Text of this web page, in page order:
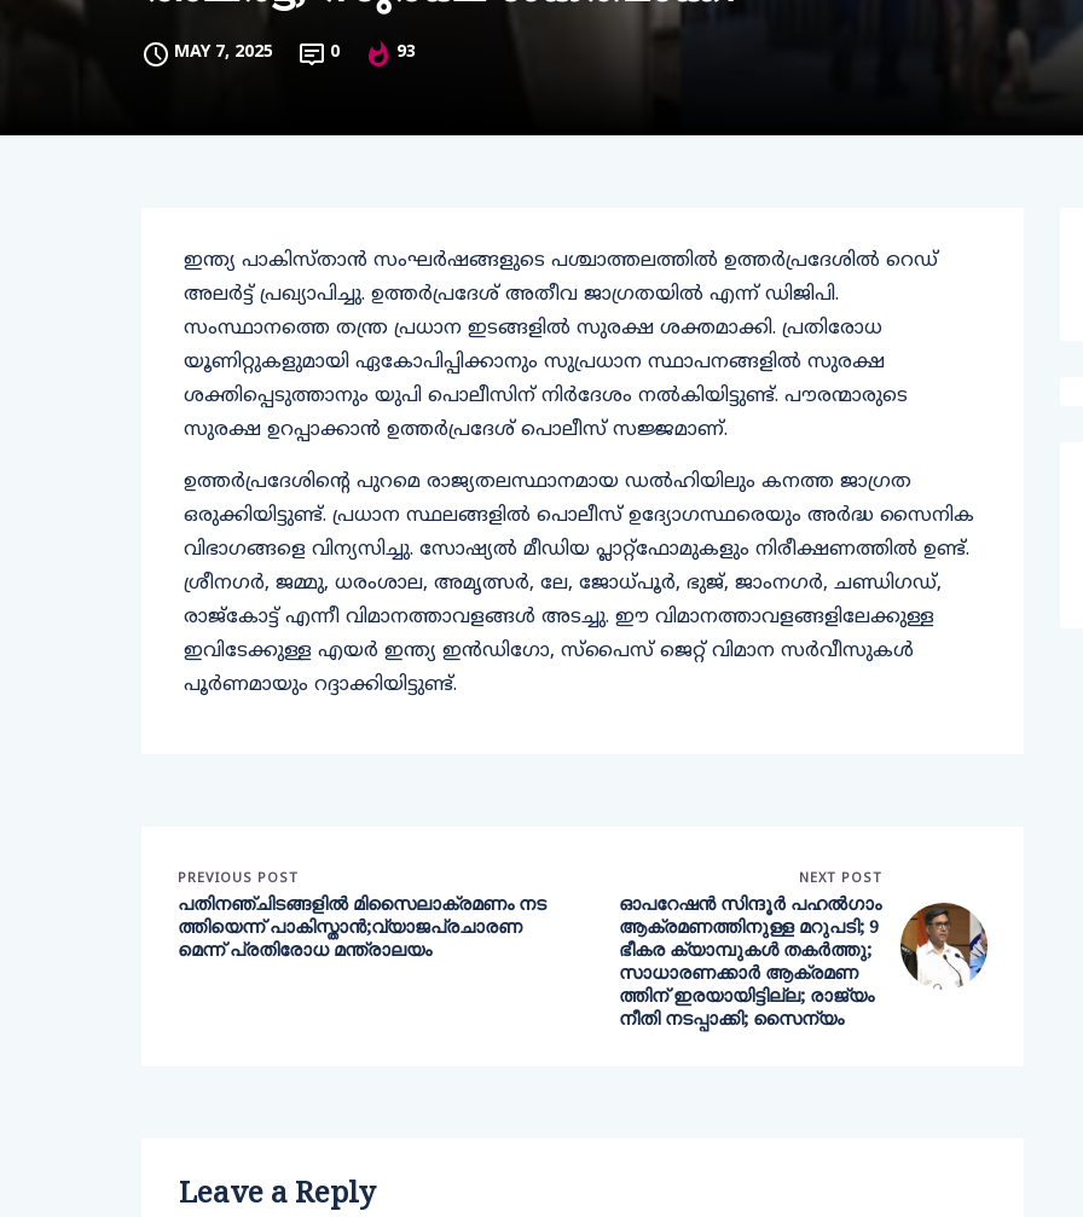
MAY 7, 2025 0 93
ഇന്ത്യ പാകിസ്താന്‍ സംഘര്‍ഷങ്ങളുടെ പശ്ചാത്തലത്തില്‍ ഉത്തര്‍പ്രദേശില്‍ റെഡ്
അലര്‍ട്ട് പ്രഖ്യാപിച്ചു. ഉത്തര്‍പ്രദേശ് അതീവ ജാഗ്രതയില്‍ എന്ന് ഡിജിപി.
സംസ്ഥാനത്തെ തന്ത്ര പ്രധാന ഇടങ്ങളില്‍ സുരക്ഷ ശക്തമാക്കി. പ്രതിരോധ
യൂണിറ്റുകളുമായി ഏകോപിപ്പിക്കാനും സുപ്രധാന സ്ഥാപനങ്ങളില്‍ സുരക്ഷ
ശക്തിപ്പെടുത്താനും യുപി പൊലീസിന് നിര്‍ദേശം നല്‍കിയിട്ടുണ്ട്. പൗരന്മാരുടെ
സുരക്ഷ ഉറപ്പാക്കാന്‍ ഉത്തര്‍പ്രദേശ് പൊലീസ് സജ്ജമാണ്.
ഉത്തര്‍പ്രദേശിന്റെ പുറമെ രാജ്യതലസ്ഥാനമായ ഡല്‍ഹിയിലും കനത്ത ജാഗ്രത
ഒരുക്കിയിട്ടുണ്ട്. പ്രധാന സ്ഥലങ്ങളില്‍ പൊലീസ് ഉദ്യോഗസ്ഥരെയും അര്‍ദ്ധ സൈനിക
വിഭാഗങ്ങളെ വിന്യസിച്ചു. സോഷ്യല്‍ മീഡിയ പ്ലാറ്റ്‌ഫോമുകളും നിരീക്ഷണത്തില്‍ ഉണ്ട്.
ശ്രീനഗര്‍, ജമ്മു, ധരംശാല, അമൃത്സര്‍, ലേ, ജോധ്പൂര്‍, ഭുജ്, ജാംനഗര്‍, ചണ്ഡിഗഡ്,
രാജ്‌കോട്ട് എന്നീ വിമാനത്താവളങ്ങള്‍ അടച്ചു. ഈ വിമാനത്താവളങ്ങളിലേക്കുള്ള
ഇവിടേക്കുള്ള എയര്‍ ഇന്ത്യ ഇന്‍ഡിഗോ, സ്‌പൈസ് ജെറ്റ് വിമാന സര്‍വീസുകള്‍
പൂര്‍ണമായും റദ്ദാക്കിയിട്ടുണ്ട്.
PREVIOUS POST
പതിനഞ്ചിടങ്ങളിൽ മിസൈലാക്രമണം നട
ത്തിയെന്ന് പാകിസ്താൻ;വ്യാജപ്രചാരണ
മെന്ന് പ്രതിരോധ മന്ത്രാലയം
NEXT POST
ഓപറേഷന്‍ സിന്ദൂര്‍ പഹല്‍ഗാം
ആക്രമണത്തിനുള്ള മറുപടി; 9
ഭീകര ക്യാമ്പുകള്‍ തകര്‍ത്തു;
സാധാരണക്കാര്‍ ആക്രമണ
ത്തിന് ഇരയായിട്ടില്ല; രാജ്യം
നീതി നടപ്പാക്കി; സൈന്യം
Leave a Reply